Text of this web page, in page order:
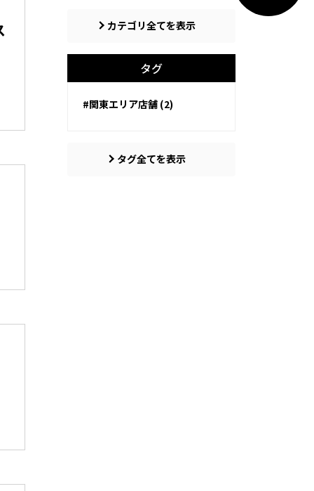
カテゴリ全てを表示
タグ
#関東エリア店舗 (2)
タグ全てを表示